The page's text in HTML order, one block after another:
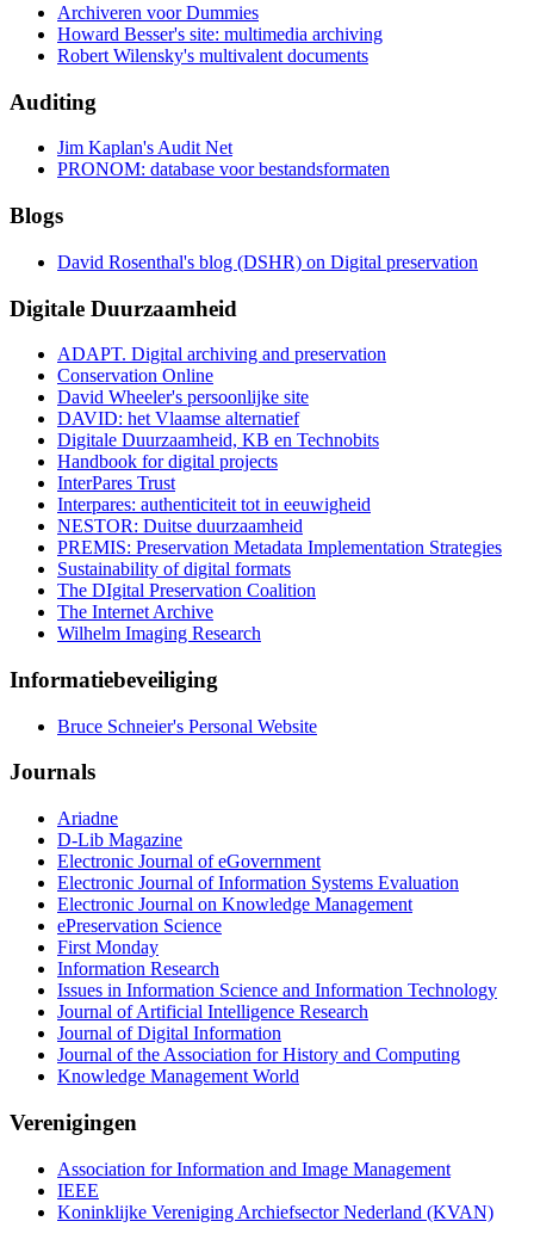
Archiveren voor Dummies
Howard Besser's site: multimedia archiving
Robert Wilensky's multivalent documents
Auditing
Jim Kaplan's Audit Net
PRONOM: database voor bestandsformaten
Blogs
David Rosenthal's blog (DSHR) on Digital preservation
Digitale Duurzaamheid
ADAPT. Digital archiving and preservation
Conservation Online
David Wheeler's persoonlijke site
DAVID: het Vlaamse alternatief
Digitale Duurzaamheid, KB en Technobits
Handbook for digital projects
InterPares Trust
Interpares: authenticiteit tot in eeuwigheid
NESTOR: Duitse duurzaamheid
PREMIS: Preservation Metadata Implementation Strategies
Sustainability of digital formats
The DIgital Preservation Coalition
The Internet Archive
Wilhelm Imaging Research
Informatiebeveiliging
Bruce Schneier's Personal Website
Journals
Ariadne
D-Lib Magazine
Electronic Journal of eGovernment
Electronic Journal of Information Systems Evaluation
Electronic Journal on Knowledge Management
ePreservation Science
First Monday
Information Research
Issues in Information Science and Information Technology
Journal of Artificial Intelligence Research
Journal of Digital Information
Journal of the Association for History and Computing
Knowledge Management World
Verenigingen
Association for Information and Image Management
IEEE
Koninklijke Vereniging Archiefsector Nederland (KVAN)